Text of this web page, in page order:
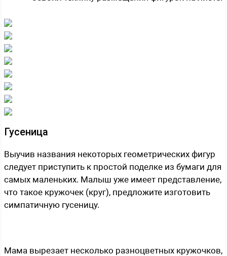
Гусеница
Выучив названия некоторых геометрических фигур
следует приступить к простой поделке из бумаги для
самых маленьких. Малыш уже имеет представление,
что такое кружочек (круг), предложите изготовить
симпатичную гусеницу.
Мама вырезает несколько разноцветных кружочков,